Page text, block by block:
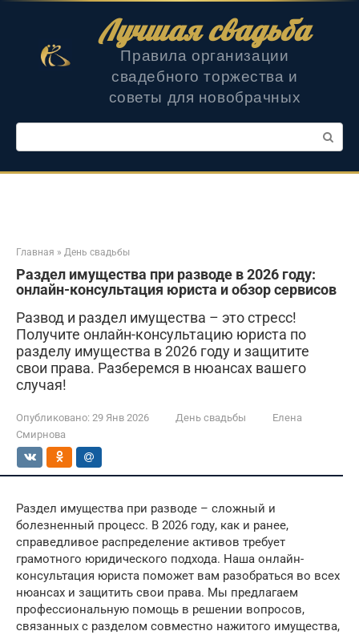
Лучшая свадьба
Правила организации
свадебного торжества и
советы для новобрачных
Поиск:
Главная » День свадьбы
Раздел имущества при разводе в 2026 году:
онлайн-консультация юриста и обзор сервисов
Развод и раздел имущества – это стресс!
Получите онлайн-консультацию юриста по
разделу имущества в 2026 году и защитите
свои права. Разберемся в нюансах вашего
случая!
Опубликовано: 29 Янв 2026 День свадьбы
Елена
Смирнова
Раздел имущества при разводе – сложный и
болезненный процесс. В 2026 году, как и ранее,
справедливое распределение активов требует
грамотного юридического подхода. Наша онлайн-
консультация юриста поможет вам разобраться во всех
нюансах и защитить свои права. Мы предлагаем
профессиональную помощь в решении вопросов,
связанных с разделом совместно нажитого имущества,